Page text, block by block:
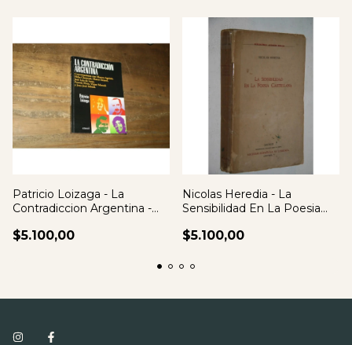
Patricio Loizaga - La
Contradiccion Argentina -
$5.100,00
Nicolas Heredia - La
Sensibilidad En La Poesia
$5.100,00